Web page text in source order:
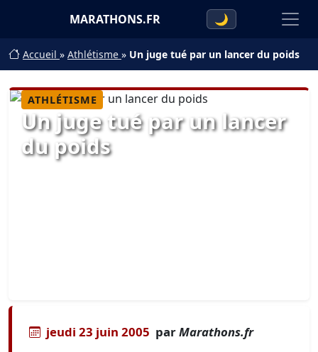
MARATHONS.FR 🌙
Accueil » Athlétisme » Un juge tué par un lancer du poids
ATHLÉTISME
Un juge tué par un lancer
du poids
jeudi 23 juin 2005 parMarathons.fr